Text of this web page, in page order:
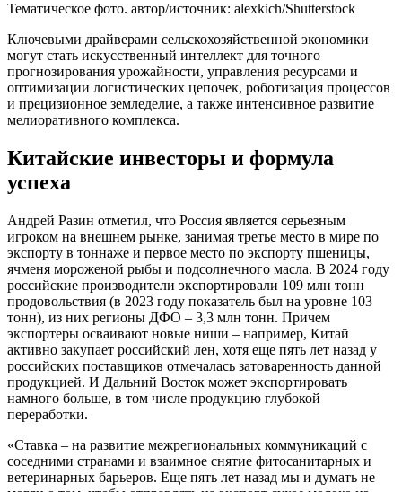
Тематическое фото. автор/источник: alexkich/Shutterstock
Ключевыми драйверами сельскохозяйственной экономики
могут стать искусственный интеллект для точного
прогнозирования урожайности, управления ресурсами и
оптимизации логистических цепочек, роботизация процессов
и прецизионное земледелие, а также интенсивное развитие
мелиоративного комплекса.
Китайские инвесторы и формула
успеха
Андрей Разин отметил, что Россия является серьезным
игроком на внешнем рынке, занимая третье место в мире по
экспорту в тоннаже и первое место по экспорту пшеницы,
ячменя мороженой рыбы и подсолнечного масла. В 2024 году
российские производители экспортировали 109 млн тонн
продовольствия (в 2023 году показатель был на уровне 103
тонн), из них регионы ДФО – 3,3 млн тонн. Причем
экспортеры осваивают новые ниши – например, Китай
активно закупает российский лен, хотя еще пять лет назад у
российских поставщиков отмечалась затоваренность данной
продукцией. И Дальний Восток может экспортировать
намного больше, в том числе продукцию глубокой
переработки.
«Ставка – на развитие межрегиональных коммуникаций с
соседними странами и взаимное снятие фитосанитарных и
ветеринарных барьеров. Еще пять лет назад мы и думать не